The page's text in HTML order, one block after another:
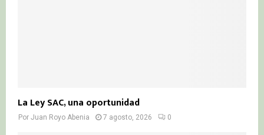
La Ley SAC, una oportunidad
Por Juan Royo Abenia 7 agosto, 2026 0